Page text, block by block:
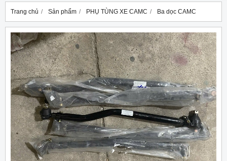
Trang chủ Sản phẩm PHỤ TÙNG XE CAMC Ba dọc CAMC